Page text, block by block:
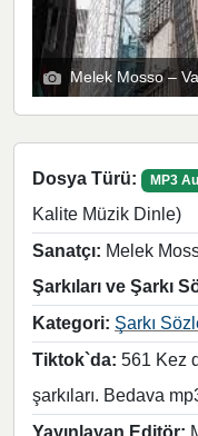
Melek Mosso –
Dosya Türü: MP3
Kalite Müzik Dinle)
Sanatçı: Melek
Şarkıları ve Şarkı
Kategori: Şarkı
Tiktok`da: 561 Kez
şarkıları. Bedava